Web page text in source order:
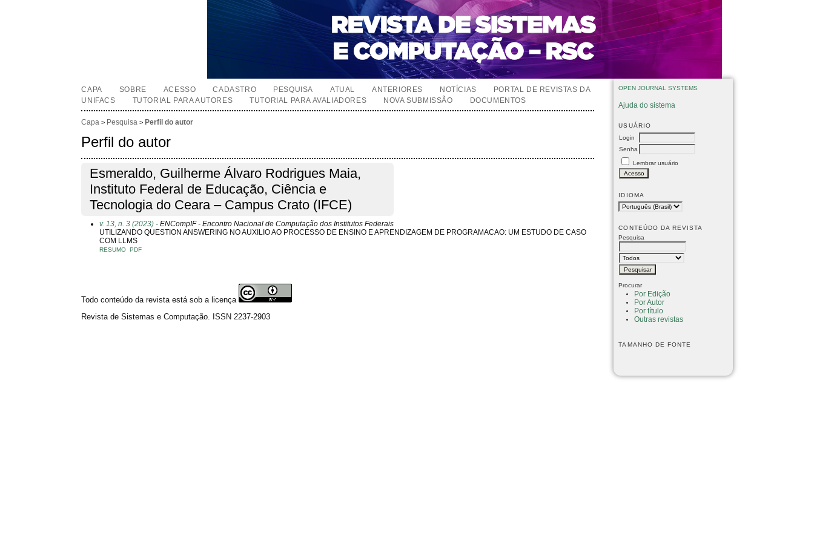
OPEN JOURNAL SYSTEMS
Ajuda do sistema
USUÁRIO
Login
Senha
Lembrar usuário
IDIOMA
CONTEÚDO DA REVISTA
Pesquisa
Procurar
Por Edição
Por Autor
Por título
Outras revistas
TAMANHO DE FONTE
CAPA SOBRE ACESSO CADASTRO PESQUISA ATUAL ANTERIORES NOTÍCIAS
PORTAL DE REVISTAS DA
UNIFACS
TUTORIAL PARA AUTORES TUTORIAL PARA AVALIADORES NOVA SUBMISSÃO DOCUMENTOS
Capa > Pesquisa > Perfil do autor
Perfil do autor
Esmeraldo, Guilherme Álvaro Rodrigues Maia,
Instituto Federal de Educação, Ciência e
Tecnologia do Ceara – Campus Crato (IFCE)
v. 13, n. 3 (2023) - ENCompIF - Encontro Nacional de Computação dos Institutos Federais
UTILIZANDO QUESTION ANSWERING NO AUXILIO AO PROCESSO DE ENSINO E APRENDIZAGEM DE PROGRAMACAO: UM ESTUDO DE CASO
COM LLMS
RESUMO PDF
Todo conteúdo da revista está sob a licença
Revista de Sistemas e Computação. ISSN 2237-2903